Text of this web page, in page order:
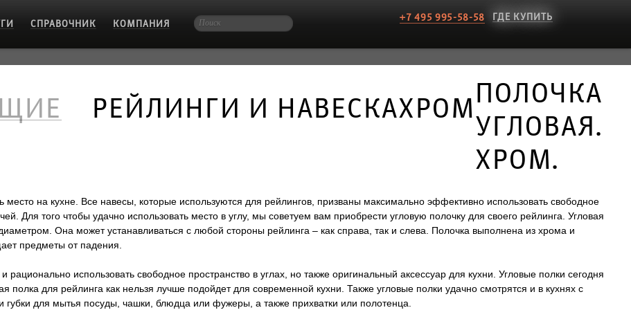
СПРАВОЧНИК КОМПАНИЯ
+7 495 995-58-58 ГДЕ КУПИТЬ
РЕЙЛИНГИ И НАВЕСКАХРОМПОЛОЧКА
УГЛОВАЯ.
ХРОМ.
место на кухне. Все навесы, которые используются для рейлингов, призваны максимально эффективно использовать свободное
Для того чтобы удачно использовать место в углу, мы советуем вам приобрести угловую полочку для своего рейлинга. Угловая
Она может устанавливаться с любой стороны рейлинга – как справа, так и слева. Полочка выполнена из хрома и
предметы от падения.
использовать свободное пространство в углах, но также оригинальный аксессуар для кухни. Угловые полки сегодня
полка для рейлинга как нельзя лучше подойдет для современной кухни. Также угловые полки удачно смотрятся и в кухнях с
для мытья посуды, чашки, блюдца или фужеры, а также прихватки или полотенца.